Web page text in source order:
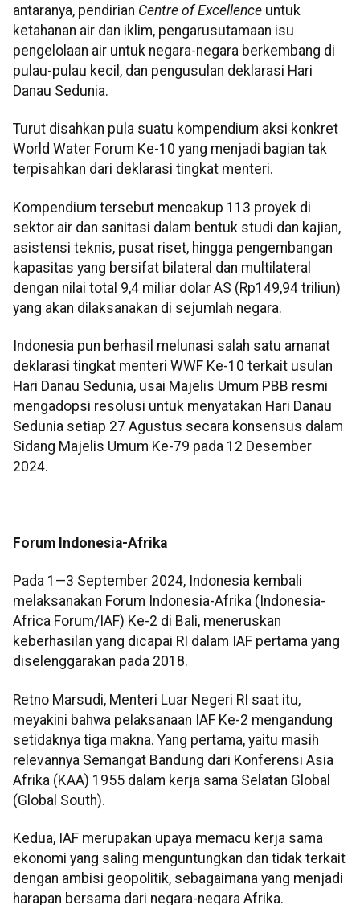
antaranya, pendirian Centre of Excellence untuk
ketahanan air dan iklim, pengarusutamaan isu
pengelolaan air untuk negara-negara berkembang di
pulau-pulau kecil, dan pengusulan deklarasi Hari
Danau Sedunia.
Turut disahkan pula suatu kompendium aksi konkret
World Water Forum Ke-10 yang menjadi bagian tak
terpisahkan dari deklarasi tingkat menteri.
Kompendium tersebut mencakup 113 proyek di
sektor air dan sanitasi dalam bentuk studi dan kajian,
asistensi teknis, pusat riset, hingga pengembangan
kapasitas yang bersifat bilateral dan multilateral
dengan nilai total 9,4 miliar dolar AS (Rp149,94 triliun)
yang akan dilaksanakan di sejumlah negara.
Indonesia pun berhasil melunasi salah satu amanat
deklarasi tingkat menteri WWF Ke-10 terkait usulan
Hari Danau Sedunia, usai Majelis Umum PBB resmi
mengadopsi resolusi untuk menyatakan Hari Danau
Sedunia setiap 27 Agustus secara konsensus dalam
Sidang Majelis Umum Ke-79 pada 12 Desember
2024.
Forum Indonesia-Afrika
Pada 1—3 September 2024, Indonesia kembali
melaksanakan Forum Indonesia-Afrika (Indonesia-
Africa Forum/IAF) Ke-2 di Bali, meneruskan
keberhasilan yang dicapai RI dalam IAF pertama yang
diselenggarakan pada 2018.
Retno Marsudi, Menteri Luar Negeri RI saat itu,
meyakini bahwa pelaksanaan IAF Ke-2 mengandung
setidaknya tiga makna. Yang pertama, yaitu masih
relevannya Semangat Bandung dari Konferensi Asia
Afrika (KAA) 1955 dalam kerja sama Selatan Global
(Global South).
Kedua, IAF merupakan upaya memacu kerja sama
ekonomi yang saling menguntungkan dan tidak terkait
dengan ambisi geopolitik, sebagaimana yang menjadi
harapan bersama dari negara-negara Afrika.